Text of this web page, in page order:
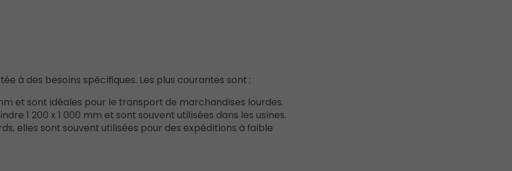
à des besoins spécifiques. Les plus courantes sont :
et sont idéales pour le transport de marchandises lourdes.
1 200 x 1 000 mm et sont souvent utilisées dans les usines.
elles sont souvent utilisées pour des expéditions à faible